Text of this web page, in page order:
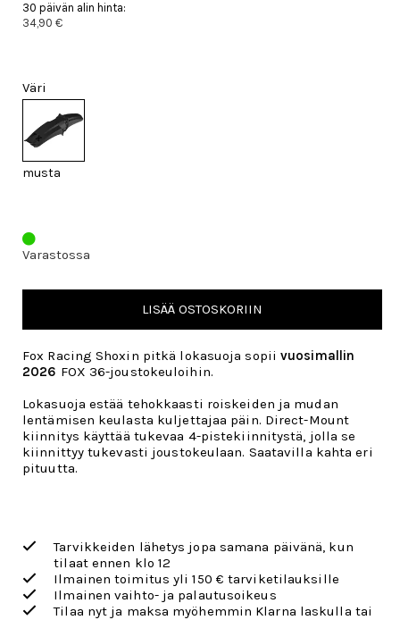
30 päivän alin hinta:
34,90 €
Väri
musta
Varastossa
LISÄÄ OSTOSKORIIN
Fox Racing Shoxin pitkä lokasuoja sopii vuosimallin
2026 FOX 36-joustokeuloihin.
Lokasuoja estää tehokkaasti roiskeiden ja mudan
lentämisen keulasta kuljettajaa päin. Direct-Mount
kiinnitys käyttää tukevaa 4-pistekiinnitystä, jolla se
kiinnittyy tukevasti joustokeulaan. Saatavilla kahta eri
pituutta.
Tarvikkeiden lähetys jopa samana päivänä, kun
tilaat ennen klo 12
Ilmainen toimitus yli 150 € tarviketilauksille
Ilmainen vaihto- ja palautusoikeus
Tilaa nyt ja maksa myöhemmin Klarna laskulla tai